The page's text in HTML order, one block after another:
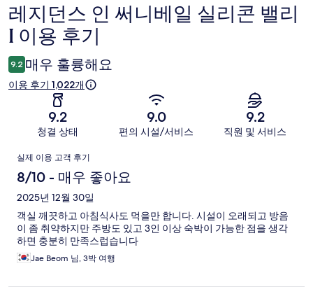
이
용
후
기
레지던스 인 써니베일 실리콘 밸리
I 이용 후기
9.2 매우 훌륭해요
이용 후기 1,022개
9.2
청결 상태
9.0
편의 시설/서비스
9.2
직원 및 서비스
이
용
후
기
실제 이용 고객 후기
8/10 - 매우 좋아요
2025년 12월 30일
객실 깨끗하고 아침식사도 먹을만 합니다. 시설이 오래되고 방음
이 좀 취약하지만 주방도 있고 3인 이상 숙박이 가능한 점을 생각
하면 충분히 만족스럽습니다
Jae Beom 님, 3박 여행